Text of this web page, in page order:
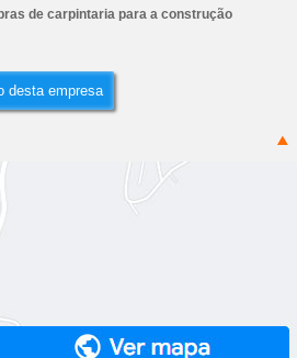
de carpintaria para a construção
desta empresa